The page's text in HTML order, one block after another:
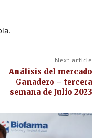
Next article
Análisis del mercado
Ganadero – tercera
semana de Julio 2023